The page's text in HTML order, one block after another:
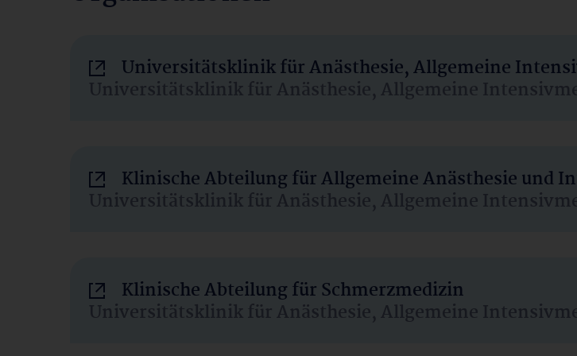
Universitätsklinik für Anästhesie, Allgemeine
Universitätsklinik für Anästhesie, Allgemeine
Klinische Abteilung für Allgemeine Anästhesie und
Universitätsklinik für Anästhesie, Allgemeine
Klinische Abteilung für Schmerzmedizin
Universitätsklinik für Anästhesie, Allgemeine